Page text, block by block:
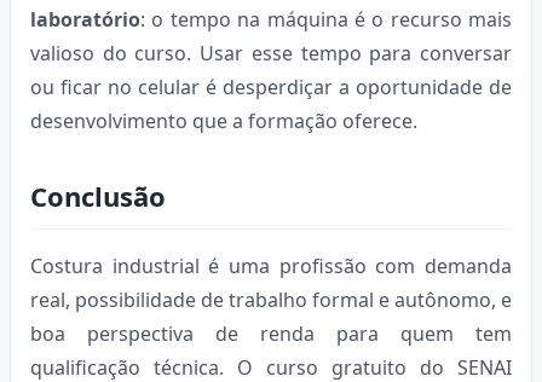
laboratório: o tempo na máquina é o recurso mais
valioso do curso. Usar esse tempo para conversar
ou ficar no celular é desperdiçar a oportunidade de
desenvolvimento que a formação oferece.
Conclusão
Costura industrial é uma profissão com demanda
real, possibilidade de trabalho formal e autônomo, e
boa perspectiva de renda para quem tem
qualificação técnica. O curso gratuito do SENAI